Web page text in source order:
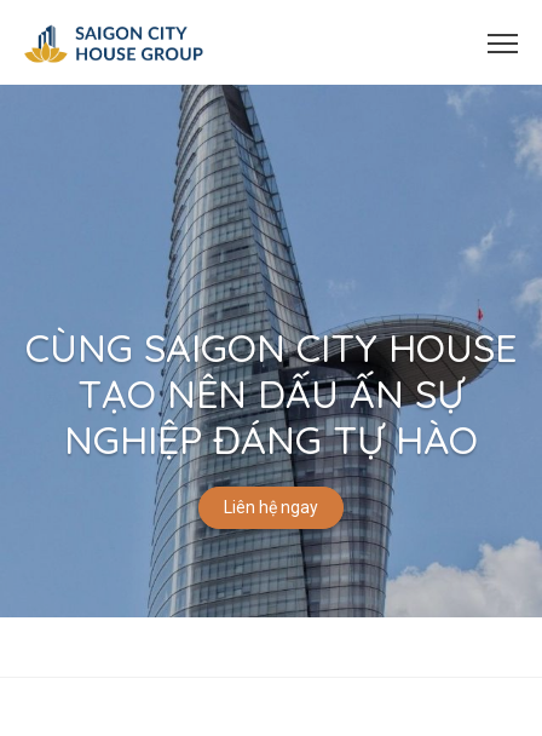
CÙNG SAIGON CITY HOUSE
TẠO NÊN DẤU ẤN SỰ
NGHIỆP ĐÁNG TỰ HÀO
Liên hệ ngay